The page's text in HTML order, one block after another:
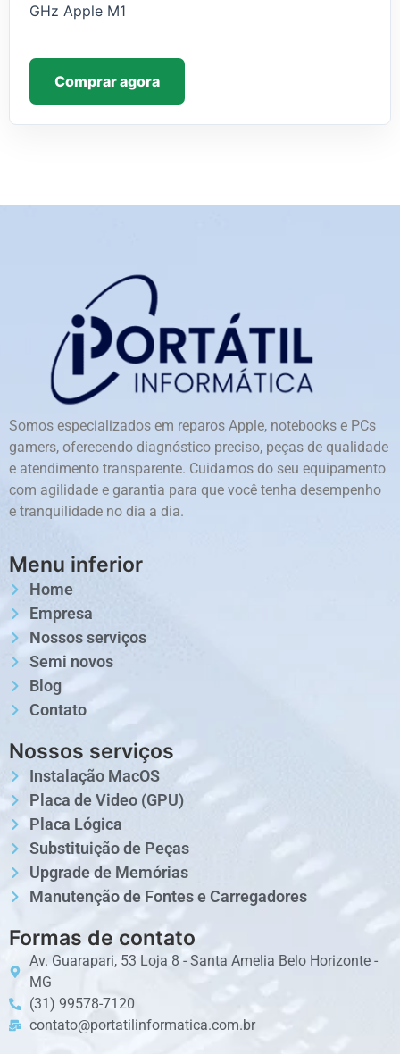
GHz Apple M1
Comprar agora
Somos especializados em reparos Apple, notebooks e PCs
gamers, oferecendo diagnóstico preciso, peças de qualidade
e atendimento transparente. Cuidamos do seu equipamento
com agilidade e garantia para que você tenha desempenho
e tranquilidade no dia a dia.
Menu inferior
Home
Empresa
Nossos serviços
Semi novos
Blog
Contato
Nossos serviços
Instalação MacOS
Placa de Video (GPU)
Placa Lógica
Substituição de Peças
Upgrade de Memórias
Manutenção de Fontes e Carregadores
Formas de contato
Av. Guarapari, 53 Loja 8 - Santa Amelia Belo Horizonte -
MG
(31) 99578-7120
contato@portatilinformatica.com.br